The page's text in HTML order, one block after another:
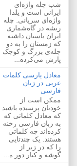
شب چله واژه‌ای
ایرانی است و یلدا
واژه‌ای سریانی. چله
ریشه در گاه‌شماری
ایران باستان داشته
که زمستان را به دو
چله‌ی بزرگ و کوچک
پارش می‌کرده...
معادل پارسی کلمات
عربی در زبان
فارسی
ممکن است از
خودتان پرسیده باشید
که معادل کلماتی که
به زبان فارسی رخنه
کرده‌اند چه کلماتی
هستند. یک چندتایی
را که در زیر از
گوشه و کنار دور ه...